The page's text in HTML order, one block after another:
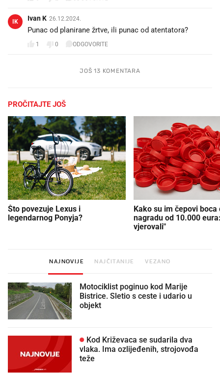
IK Ivan K 26.12.2024.
Punac od planirane žrtve, ili punac od atentatora?
1 0 ODGOVORITE
JOŠ 13 KOMENTARA
PROČITAJTE JOŠ
Što povezuje Lexus i
legendarnog Ponyja?
Kako su im čepovi boca
nagradu od 10.000
vjerovali"
NAJNOVIJE NAJČITANIJE VEZANO
Motociklist poginuo kod Marije
Bistrice. Sletio s ceste i udario u
objekt
Kod Križevaca se sudarila dva
vlaka. Ima ozlijeđenih, strojovođa
teže